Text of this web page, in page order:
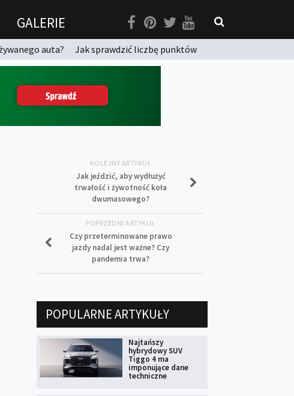
GALERIE
auta?
Jak sprawdzić liczbę punktów
KOLEJNY ARTYKUŁ
Jak jeździć, aby wydłużyć
trwałość i żywotność koła
dwumasowego?
POPRZEDNI ARTYKUŁ
Czy przeterminowane prawo
jazdy nadal jest ważne? Czy
pandemia trwa?
POPULARNE ARTYKUŁY
Najtańszy
hybrydowy SUV
Tiggo 4 ma
imponujące dane
techniczne